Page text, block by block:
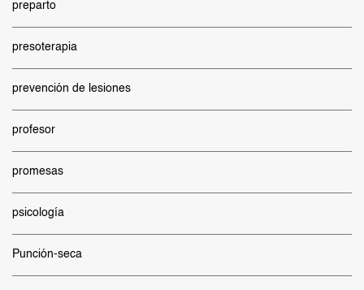
preparto
presoterapia
prevención de lesiones
profesor
promesas
psicología
Punción-seca